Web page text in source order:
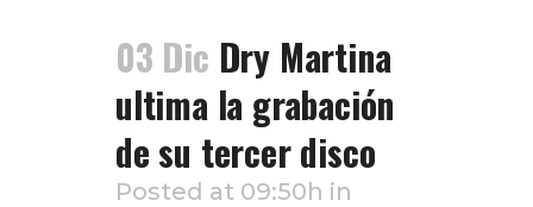
03 Dic Dry Martina
ultima la grabación
de su tercer disco
Posted at 09:50h in